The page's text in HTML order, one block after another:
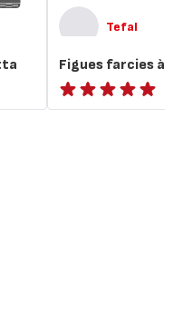
Tefal
Figues farcies à
ratings.NaN